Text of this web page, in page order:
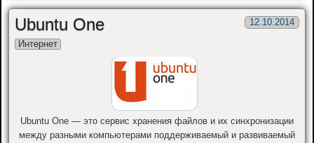
Ubuntu One 12.10.2014
Интернет
Ubuntu One — это сервис хранения файлов и их синхронизации
между разными компьютерами поддерживаемый и развиваемый